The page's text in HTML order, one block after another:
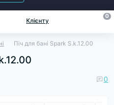
Клієнту
0
Піч для бані Spark S.k.12.00
0